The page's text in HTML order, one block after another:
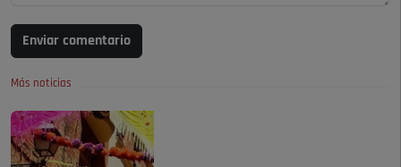
Enviar comentario
Más noticias